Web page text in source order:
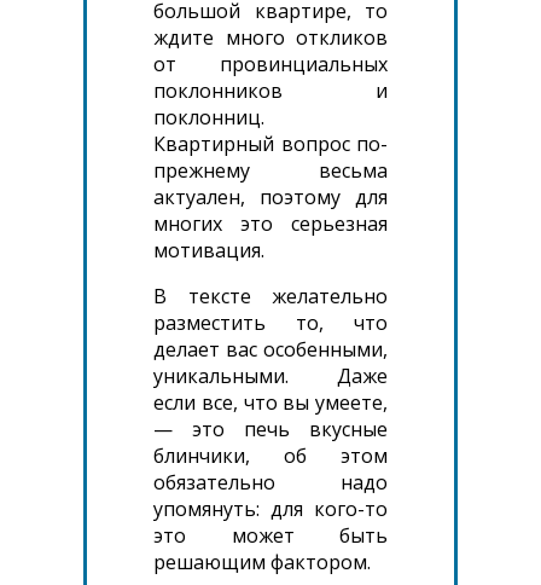
большой квартире, то
ждите много откликов
от провинциальных
поклонников и
поклонниц.
Квартирный вопрос по-
прежнему весьма
актуален, поэтому для
многих это серьезная
мотивация.
В тексте желательно
разместить то, что
делает вас особенными,
уникальными. Даже
если все, что вы умеете,
— это печь вкусные
блинчики, об этом
обязательно надо
упомянуть: для кого-то
это может быть
решающим фактором.